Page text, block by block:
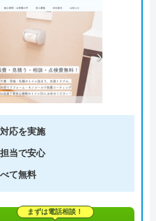
応を実施
当で安心
て無料
まずは電話相談！